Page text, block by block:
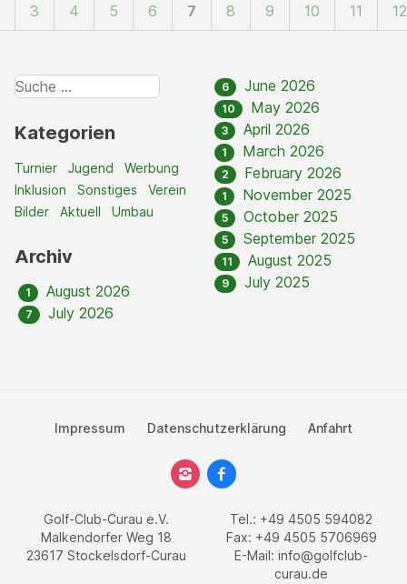
3 4 5 6 7 8 9 10 11 12
Kategorien
Turnier Jugend
Werbung
Inklusion
Sonstiges
Verein
Bilder
Aktuell Umbau
Archiv
1 August 2026
7 July 2026
6 June 2026
10 May 2026
3 April 2026
1 March 2026
2 February 2026
1 November 2025
5 October 2025
5 September 2025
11 August 2025
9 July 2025
Impressum Datenschutzerklärung Anfahrt
Golf-Club-Curau e.V.
Malkendorfer Weg 18
23617 Stockelsdorf-Curau
Tel.: +49 4505 594082
Fax: +49 4505 5706969
E-Mail: info@golfclub-
curau.de